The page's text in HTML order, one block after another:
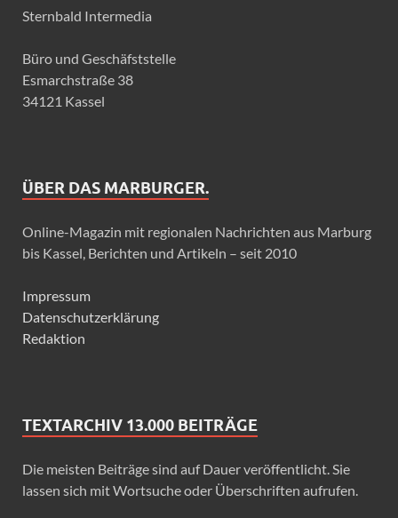
Sternbald Intermedia
Büro und Geschäfststelle
Esmarchstraße 38
34121 Kassel
ÜBER DAS MARBURGER.
Online-Magazin mit regionalen Nachrichten aus Marburg
bis Kassel, Berichten und Artikeln – seit 2010
Impressum
Datenschutzerklärung
Redaktion
TEXTARCHIV 13.000 BEITRÄGE
Die meisten Beiträge sind auf Dauer veröffentlicht. Sie
lassen sich mit Wortsuche oder Überschriften aufrufen.